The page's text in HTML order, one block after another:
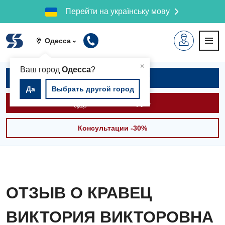
Перейти на українську мову
Одесса
×
Ваш город Одесса?
Да Выбрать другой город
Записаться на приём
Вызвать скорую
Консультации -30%
ОТЗЫВ О КРАВЕЦ
ВИКТОРИЯ ВИКТОРОВНА